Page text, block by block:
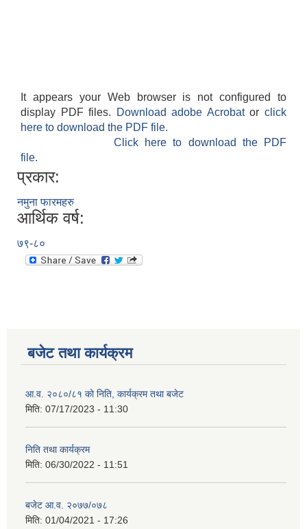
It appears your Web browser is not configured to
display PDF files.
Download adobe Acrobatorclick
here to download the PDF file.
Click here to download the PDF
file.
प्रकार:
नमुना फारमहरु
आर्थिक वर्ष:
७९-८०
बजेट तथा कार्यक्रम
आ.व. २०८०/८१ को निति, कार्यक्रम तथा बजेट
मिति: 07/17/2023 - 11:30
निति तथा कार्यक्रम
मिति: 06/30/2022 - 11:51
बजेट आ.व. २०७७/०७८
मिति: 01/04/2021 - 17:26